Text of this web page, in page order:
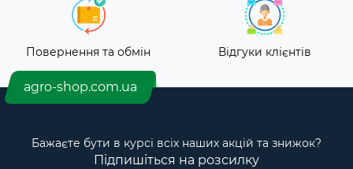
Повернення та обмін Відгуки клієнтів
agro-shop.com.ua
Бажаєте бути в курсі всіх наших акцій та знижок?
Підпишіться на розсилку